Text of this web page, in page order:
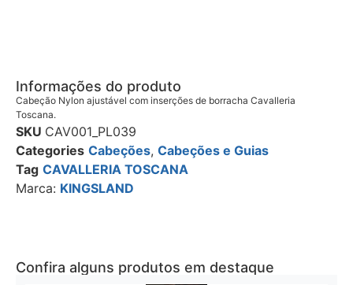
Informações do produto
Cabeção Nylon ajustável com inserções de borracha Cavalleria
Toscana.
SKU CAV001_PL039
Categories Cabeções, Cabeções e Guias
Tag CAVALLERIA TOSCANA
Marca: KINGSLAND
Confira alguns produtos em destaque